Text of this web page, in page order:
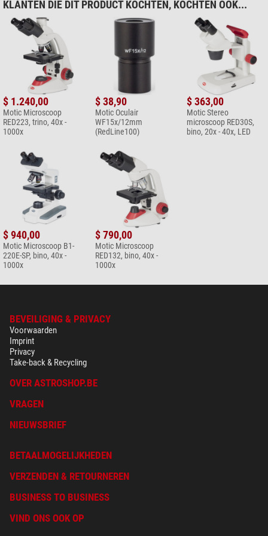
Software:MotiConnect voor Windows/OSX/Linux (alleen download)
Softwarefuncties:
stilstaande beeld- en video-opname, stilstaande
beeldmeting, beeldinstellingen, witbalans, automatische en handmatige
belichting, individueel objectiefkalibratiesysteem.
Stroomvoorziening:5 V (via USB-poort)
Leveringsomvang:
CS-ringadapter, focusseerbare lens, 30 mm en 38 mm
oculair adapters, USB 2.0-kabel, Motic 4-voudige kalibratie-objectglaasjes,
macro-tubus.
Serie
Moticam A
Diversen
Leverancier Productnummer
1100600101412
KLANTEN DIE DIT PRODUCT KOCHTEN, KOCHTEN OOK...
$ 1.240,00
Motic Microscoop
RED223, trino, 40x -
1000x
$ 38,90
Motic Oculair
WF15x/12mm
(RedLine100)
$ 363,00
Motic Stereo
microscoop RED30S,
bino, 20x - 40x, LED
$ 940,00
Motic Microscoop B1-
220E-SP, bino, 40x -
1000x
$ 790,00
Motic Microscoop
RED132, bino, 40x -
1000x
BEVEILIGING & PRIVACY
Voorwaarden
Imprint
Privacy
Take-back & Recycling
OVER ASTROSHOP.BE
VRAGEN
NIEUWSBRIEF
BETAALMOGELIJKHEDEN
VERZENDEN & RETOURNEREN
BUSINESS TO BUSINESS
VIND ONS OOK OP